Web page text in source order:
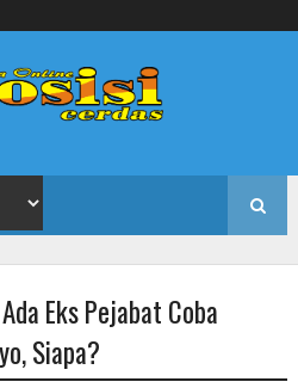
Eks Pejabat Coba
Siapa?